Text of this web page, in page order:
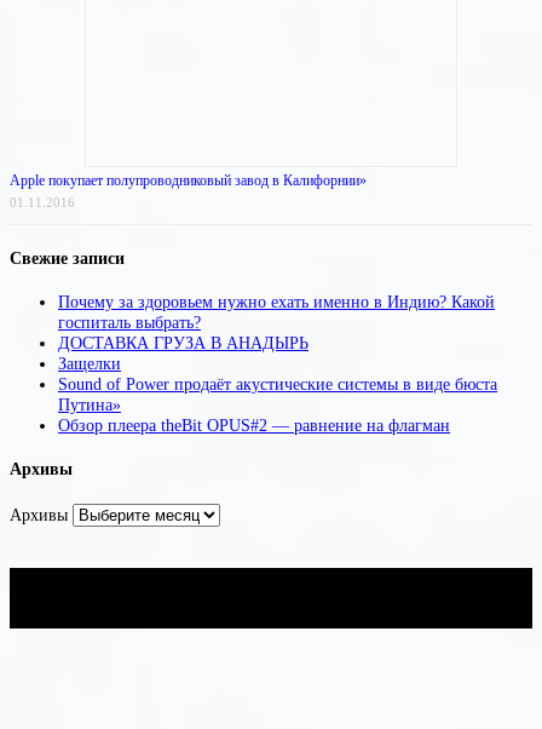
Apple покупает полупроводниковый завод в Калифорнии»
01.11.2016
Свежие записи
Почему за здоровьем нужно ехать именно в Индию? Какой
госпиталь выбрать?
ДОСТАВКА ГРУЗА В АНАДЫРЬ
Защелки
Sound of Power продаёт акустические системы в виде бюста
Путина»
Обзор плеера theBit OPUS#2 — равнение на флагман
Архивы
Архивы